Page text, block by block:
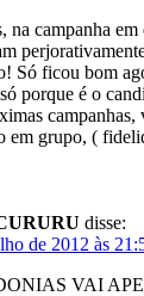
na campanha
Só ficou bom
porque é o
campanhas,
em grupo, (
disse:
de 2012 às
VAI